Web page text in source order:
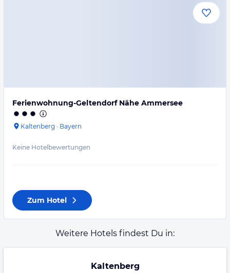
Ferienwohnung-Geltendorf Nähe Ammersee
Kaltenberg · Bayern
Keine Hotelbewertungen
Zum Hotel
Weitere Hotels findest Du in:
Kaltenberg